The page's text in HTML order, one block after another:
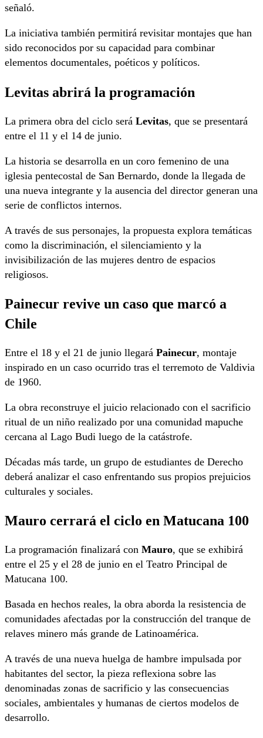
señaló.
La iniciativa también permitirá revisitar montajes que han
sido reconocidos por su capacidad para combinar
elementos documentales, poéticos y políticos.
Levitas abrirá la programación
La primera obra del ciclo será Levitas, que se presentará
entre el 11 y el 14 de junio.
La historia se desarrolla en un coro femenino de una
iglesia pentecostal de San Bernardo, donde la llegada de
una nueva integrante y la ausencia del director generan una
serie de conflictos internos.
A través de sus personajes, la propuesta explora temáticas
como la discriminación, el silenciamiento y la
invisibilización de las mujeres dentro de espacios
religiosos.
Painecur revive un caso que marcó a
Chile
Entre el 18 y el 21 de junio llegará Painecur, montaje
inspirado en un caso ocurrido tras el terremoto de Valdivia
de 1960.
La obra reconstruye el juicio relacionado con el sacrificio
ritual de un niño realizado por una comunidad mapuche
cercana al Lago Budi luego de la catástrofe.
Décadas más tarde, un grupo de estudiantes de Derecho
deberá analizar el caso enfrentando sus propios prejuicios
culturales y sociales.
Mauro cerrará el ciclo en Matucana 100
La programación finalizará con Mauro, que se exhibirá
entre el 25 y el 28 de junio en el Teatro Principal de
Matucana 100.
Basada en hechos reales, la obra aborda la resistencia de
comunidades afectadas por la construcción del tranque de
relaves minero más grande de Latinoamérica.
A través de una nueva huelga de hambre impulsada por
habitantes del sector, la pieza reflexiona sobre las
denominadas zonas de sacrificio y las consecuencias
sociales, ambientales y humanas de ciertos modelos de
desarrollo.